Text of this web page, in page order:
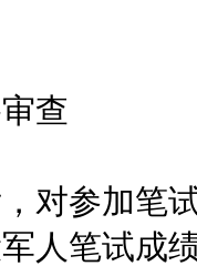
查
参加笔试
人笔试成